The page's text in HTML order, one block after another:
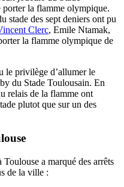
porter la flamme olympique.
stade des sept deniers ont pu
Clerc, Emile Ntamak,
la flamme olympique de
le privilège d’allumer le
du Stade Toulousain. En
relais de la flamme ont
plutot que sur un des
a marqué des arrêts
de la ville :